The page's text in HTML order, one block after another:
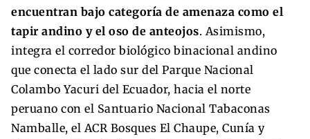
encuentran bajo categoría de amenaza como el
tapir andino y el oso de anteojos. Asimismo,
integra el corredor biológico binacional andino
que conecta el lado sur del Parque Nacional
Colambo Yacuri del Ecuador, hacia el norte
peruano con el Santuario Nacional Tabaconas
Namballe, el ACR Bosques El Chaupe, Cunía y